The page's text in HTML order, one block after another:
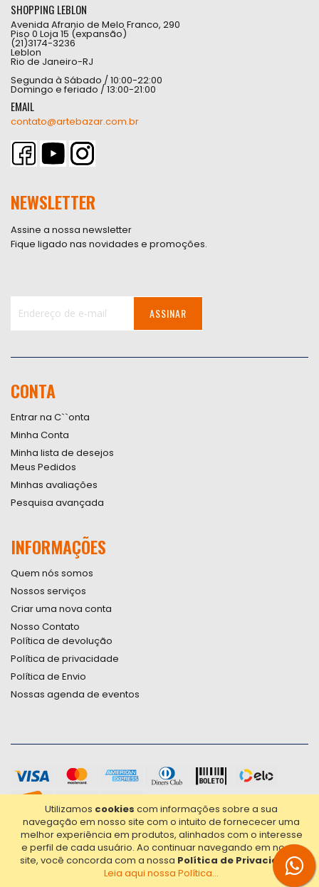
Utilizamos cookies com informações sobre a sua
navegação em nosso site com o intuito de fornececer uma
melhor experiência em produtos, alinhados com o interesse
e perfil de cada usuário. Ao continuar navegando em nosso
site, você concorda com a nossa Política de Privacidade.
Leia aqui nossa Política...
SHOPPING LEBLON
Avenida Afranio de Melo Franco, 290
Piso 0 Loja 15 (expansão)
(21)3174-3236
Leblon
Rio de Janeiro-RJ
Segunda à Sábado / 10:00-22:00
Domingo e feriado / 13:00-21:00
EMAIL
contato@artebazar.com.br
NEWSLETTER
Assine a nossa newsletter
Fique ligado nas novidades e promoções.
Newsletter:
ASSINAR
CONTA
Entrar na C``onta
Minha Conta
Minha lista de desejos
Meus Pedidos
Minhas avaliações
Pesquisa avançada
INFORMAÇÕES
Quem nós somos
Nossos serviços
Criar uma nova conta
Nosso Contato
Política de devolução
Política de privacidade
Política de Envio
Nossas agenda de eventos
2021© Copyright Poligrafica Bazar Ltda- CNPJ 42.500.090/0001-